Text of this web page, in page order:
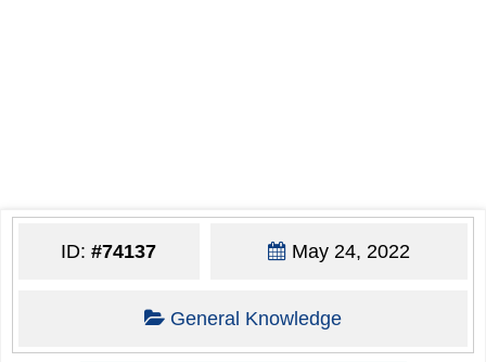
ID:#74137 May 24, 2022
General Knowledge